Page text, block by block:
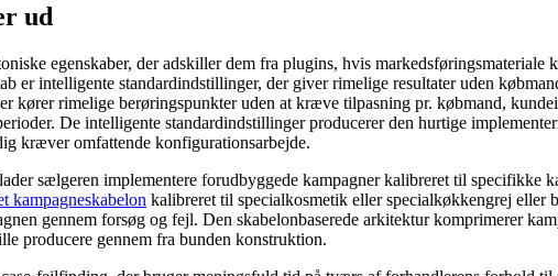
ud
egenskaber, der adskiller dem fra plugins, hvis
er intelligente standardindstillinger, der giver rimelige resultater uden
kører rimelige berøringspunkter uden at kræve tilpasning pr. købmand,
De intelligente standardindstillinger producerer den hurtige
kræver omfattende konfigurationsarbejde.
sælgeren implementere forudbyggede kampagner kalibreret til specifikke
kampagneskabelon kalibreret til specialkosmetik eller specialkøkkengrej
gennem forsøg og fejl. Den skabelonbaserede arkitektur komprimerer
producere gennem fra bunden konstruktion.